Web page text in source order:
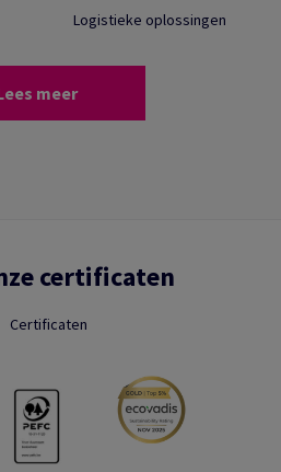
Logistieke oplossingen
meer
certificaten
Certificaten